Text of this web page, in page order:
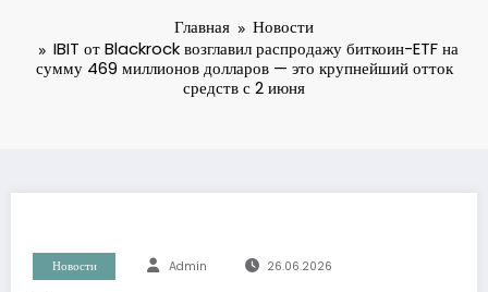
Главная
Новости
IBIT от Blackrock возглавил распродажу биткоин-ETF на
сумму 469 миллионов долларов — это крупнейший отток
средств с 2 июня
Новости Admin 26.06.2026